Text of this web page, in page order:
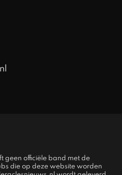
geen officiële band met de
die op deze website worden